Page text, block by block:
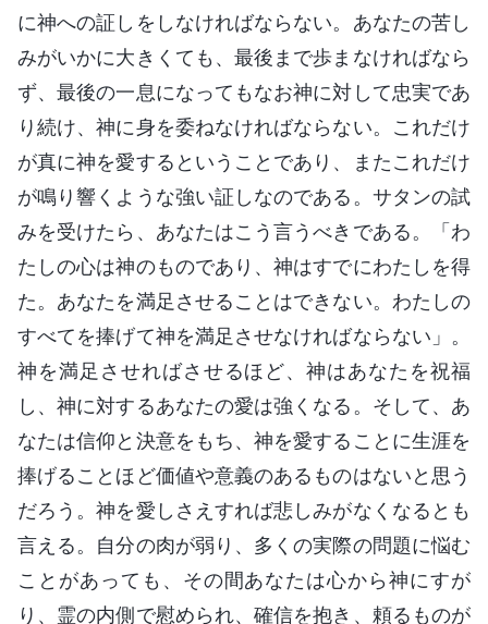
に神への証しをしなければならない。あなたの苦し
みがいかに大きくても、最後まで歩まなければなら
ず、最後の一息になってもなお神に対して忠実であ
り続け、神に身を委ねなければならない。これだけ
が真に神を愛するということであり、またこれだけ
が鳴り響くような強い証しなのである。サタンの試
みを受けたら、あなたはこう言うべきである。「わ
たしの心は神のものであり、神はすでにわたしを得
た。あなたを満足させることはできない。わたしの
すべてを捧げて神を満足させなければならない」。
神を満足させればさせるほど、神はあなたを祝福
し、神に対するあなたの愛は強くなる。そして、あ
なたは信仰と決意をもち、神を愛することに生涯を
捧げることほど価値や意義のあるものはないと思う
だろう。神を愛しさえすれば悲しみがなくなるとも
言える。自分の肉が弱り、多くの実際の問題に悩む
ことがあっても、その間あなたは心から神にすが
り、霊の内側で慰められ、確信を抱き、頼るものが